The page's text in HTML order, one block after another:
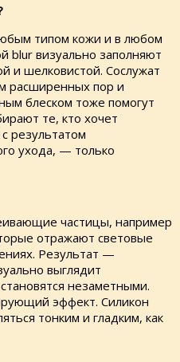
типом кожи и в любом
blur визуально заполняют
и шелковистой. Сослужат
расширенных пор и
блеском тоже помогут
те, кто хочет
результатом
ухода, — только
частицы, например
отражают световые
Результат —
выглядит
незаметными.
эффект. Силикон
тонким и гладким, как